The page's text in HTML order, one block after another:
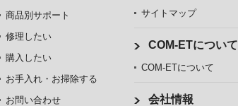
商品別サポート
修理したい
購入したい
お手入れ・お掃除する
お問い合わせ
サイトマップ
COM-ETについて
COM-ETについて
会社情報